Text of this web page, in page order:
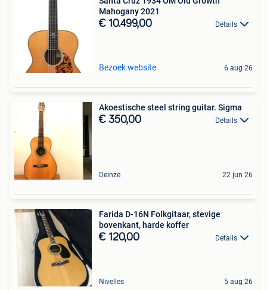
Mahogany 2021
€ 10.499,00 Details
Bezoek website 6 aug 26
Akoestische steel string guitar. Sigma
€ 350,00 Details
Deinze 22 jun 26
Farida D-16N Folkgitaar, stevige
bovenkant, harde koffer
€ 120,00 Details
Nivelles 5 aug 26